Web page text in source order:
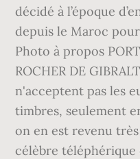
décidé à l’époque
depuis le Maroc
Photo à propos
ROCHER DE
n'acceptent pas les
timbres, seulement
on en est revenu
célèbre téléphérique